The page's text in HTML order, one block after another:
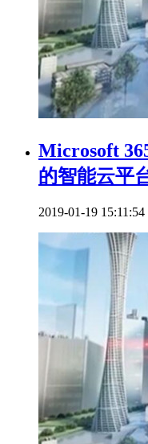
Microsoft
的智能云平
2019-01-19 15:11:54